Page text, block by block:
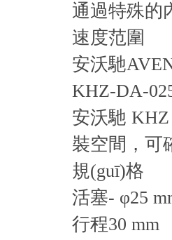
通過特殊的
速度范圍
安沃馳
KHZ-DA-
安沃馳
裝空間，可
規(guī)格
活塞- φ25
行程30 mm